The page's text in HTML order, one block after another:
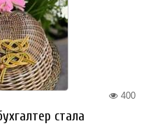
400
стала